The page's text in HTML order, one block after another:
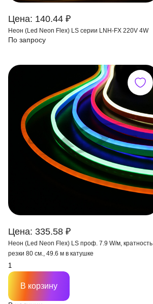
Цена: 140.44 ₽
Неон (Led Neon Flex) LS серии LNH-FX 220V 4W
По запросу
Цена: 335.58 ₽
Неон (Led Neon Flex) LS проф. 7.9 W/м, кратность
резки 80 см., 49.6 м в катушке
В корзину